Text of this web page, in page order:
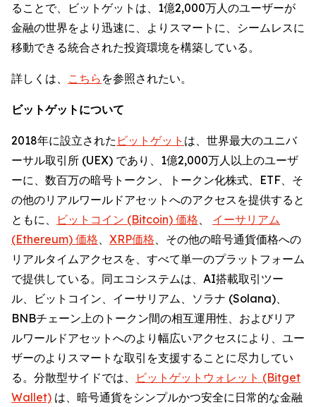
ることで、ビットゲットは、1億2,000万人のユーザーが
金融の世界をより迅速に、よりスマートに、シームレスに
移動できる統合された投資環境を構築している。
詳しくは、 こちら を参照されたい。
ビットゲットについて
2018年に設立された ビットゲット は、世界最大のユニバ
ーサル取引所 (UEX) であり、1億2,000万人以上のユーザ
ーに、数百万の暗号トークン、トークン化株式、ETF、そ
の他のリアルワールドアセットへのアクセスを提供すると
ともに、
ビットコイン (Bitcoin) 価格、 イーサリアム
(Ethereum) 価格、 XRP価格、その他の暗号通貨価格への
リアルタイムアクセスを、すべて単一のプラットフォーム
で提供している。同エコシステムは、AI搭載取引ツー
ル、ビットコイン、イーサリアム、ソラナ (Solana)、
BNBチェーン上のトークン間の相互運用性、およびリア
ルワールドアセットへのより幅広いアクセスにより、ユー
ザーのよりスマートな取引を支援することに尽力してい
る。分散型サイドでは、
ビットゲットウォレット (Bitget
Wallet) は、暗号通貨をシンプルかつ安全に日常的な金融